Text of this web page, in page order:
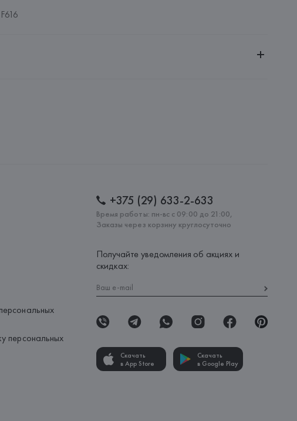
F616
персональных
+375 (29) 633-2-633
Время работы: пн-вс с 09:00 до 21:00,
Заказы через корзину круглосуточно
Получайте уведомления об акциях и
скидках:
Скачать
в App Store
Скачать
в Google Play